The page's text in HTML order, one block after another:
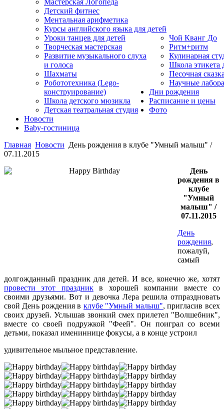
Мастерская Логопеда
Детский фитнес
Ментальная арифметика
Курсы английского языка для детей
Уроки танцев для детей
Творческая мастерская
Развитие музыкального слуха
и голоса
Шахматы
Робототехника (Lego-
конструирование)
Школа детского мюзикла
Детская театральная студия
Чой Кванг До
Ритм+ритм
Кулинарная
Школа этикета
Песочная
Научные
Дни рождения
Расписание и цены
Фото
Новости
Baby-гостиница
Главная Новости День рождения в клубе "Умный малыш" /
07.11.2015
День
рождения в
клубе
"Умный
малыш" /
07.11.2015
День
рождения,
пожалуй,
самый
долгожданный праздник для детей. И все, конечно же, хотят
провести этот праздникв хорошей компании вместе со
своими друзьями. Вот и девочка Лера решила отпраздновать
свой День рождения в клубе "Умный малыш", пригласив всех
своих друзей. Услышав звонкий смех прилетел "Волшебник",
вместе со своей подружкой "Феей". Он поиграл со всеми
детьми, показал имениннице фокусы, а в конце устроил
удивительное мыльное представление.